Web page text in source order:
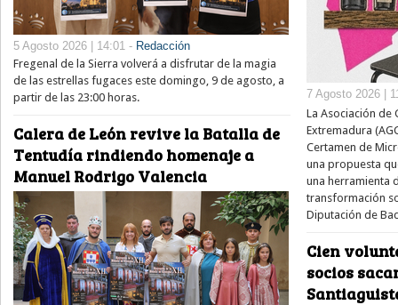
5 Agosto 2026 | 14:01 - Redacción
Fregenal de la Sierra volverá a disfrutar de la magia
de las estrellas fugaces este domingo, 9 de agosto, a
partir de las 23:00 horas.
Calera de León revive la Batalla de
Tentudía rindiendo homenaje a
Manuel Rodrigo Valencia
7 Agosto 2026 |
La Asociación de
Extremadura
Certamen de
una propuesta
una herramienta
transformación
Diputación de
Cien
socios